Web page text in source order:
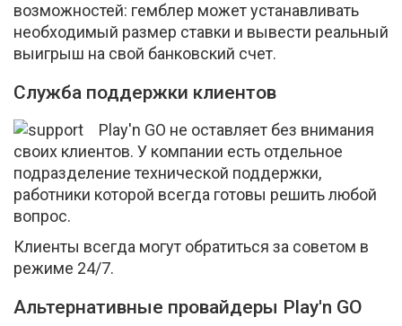
возможностей: гемблер может устанавливать
необходимый размер ставки и вывести реальный
выигрыш на свой банковский счет.
Служба поддержки клиентов
Play'n GO не оставляет без внимания
своих клиентов. У компании есть отдельное
подразделение технической поддержки,
работники которой всегда готовы решить любой
вопрос.
Клиенты всегда могут обратиться за советом в
режиме 24/7.
Альтернативные провайдеры Play'n GO